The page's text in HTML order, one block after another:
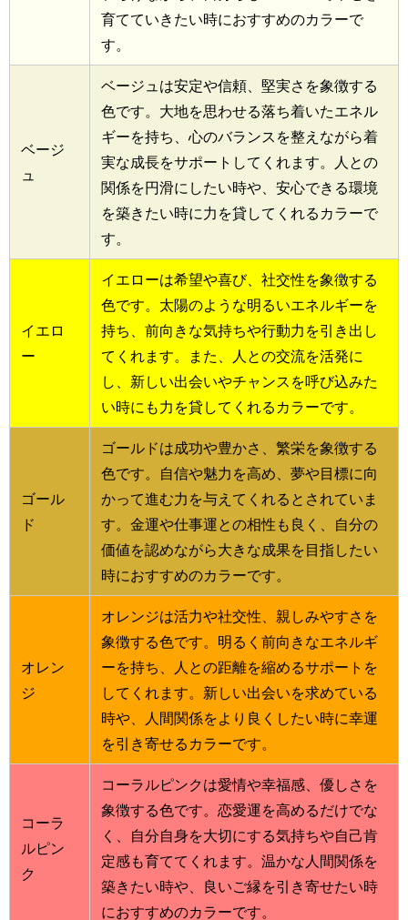
育てていきたい時におすすめのカラーで
す。
ベージ
ュ
ベージュは安定や信頼、堅実さを象徴する
色です。大地を思わせる落ち着いたエネル
ギーを持ち、心のバランスを整えながら着
実な成長をサポートしてくれます。人との
関係を円滑にしたい時や、安心できる環境
を築きたい時に力を貸してくれるカラーで
す。
イエロ
ー
イエローは希望や喜び、社交性を象徴する
色です。太陽のような明るいエネルギーを
持ち、前向きな気持ちや行動力を引き出し
てくれます。また、人との交流を活発に
し、新しい出会いやチャンスを呼び込みた
い時にも力を貸してくれるカラーです。
ゴール
ド
ゴールドは成功や豊かさ、繁栄を象徴する
色です。自信や魅力を高め、夢や目標に向
かって進む力を与えてくれるとされていま
す。金運や仕事運との相性も良く、自分の
価値を認めながら大きな成果を目指したい
時におすすめのカラーです。
オレン
ジ
オレンジは活力や社交性、親しみやすさを
象徴する色です。明るく前向きなエネルギ
ーを持ち、人との距離を縮めるサポートを
してくれます。新しい出会いを求めている
時や、人間関係をより良くしたい時に幸運
を引き寄せるカラーです。
コーラ
ルピン
ク
コーラルピンクは愛情や幸福感、優しさを
象徴する色です。恋愛運を高めるだけでな
く、自分自身を大切にする気持ちや自己肯
定感も育ててくれます。温かな人間関係を
築きたい時や、良いご縁を引き寄せたい時
におすすめのカラーです。